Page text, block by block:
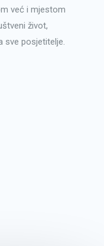
već i mjestom
život,
sve posjetitelje.